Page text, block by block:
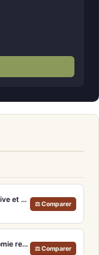
Technics EAH-AZ100E – Écouteurs True Wireless Hi-Res avec ANC adaptative et Dolby Atmos
⚖ Comparer
Philips Fidelio T2 – Écouteurs True Wireless audiophiles avec ANC et autonomie record
⚖ Comparer